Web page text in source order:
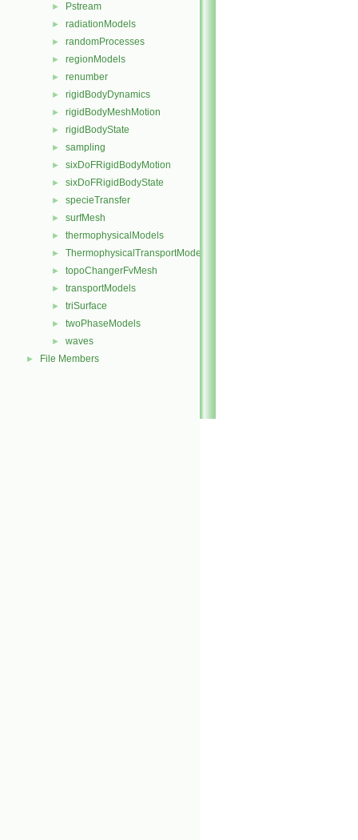
► Pstream
► radiationModels
► randomProcesses
► regionModels
► renumber
► rigidBodyDynamics
► rigidBodyMeshMotion
► rigidBodyState
► sampling
► sixDoFRigidBodyMotion
► sixDoFRigidBodyState
► specieTransfer
► surfMesh
► thermophysicalModels
► ThermophysicalTransportModels
► topoChangerFvMesh
► transportModels
► triSurface
► twoPhaseModels
► waves
► File Members